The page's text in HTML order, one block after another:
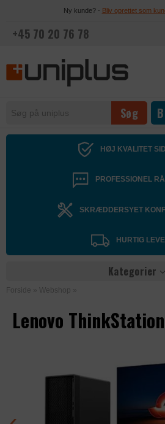
Ny kunde? - Bliv oprettet som
+45 70 20 76 78
HØJ KVALITET
PROFESSIONEL
SKRÆDDERSYET
HURTIG
Kategorier
Forside » Webshop »
Lenovo